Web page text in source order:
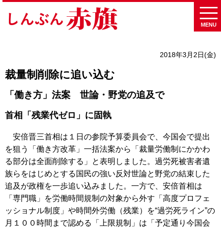
MENU
2018年3月2日(金)
裁量制削除に追い込む
「働き方」法案 世論・野党の追及で
首相「残業代ゼロ」に固執
安倍晋三首相は１日の参院予算委員会で、今国会で提出
を狙う「働き方改革」一括法案から「裁量労働制にかかわ
る部分は全面削除する」と表明しました。過労死被害者遺
族らをはじめとする国民の強い反対世論と野党の結束した
追及が政権を一歩追い込みました。一方で、安倍首相は
「専門職」を労働時間規制の対象から外す「高度プロフェ
ッショナル制度」や時間外労働（残業）を“過労死ライン”の
月１００時間まで認める「上限規制」は「予定通り今国会